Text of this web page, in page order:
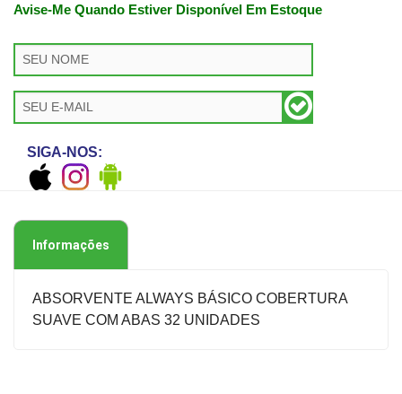
Avise-Me Quando Estiver Disponível Em Estoque
SIGA-NOS:
Informações
ABSORVENTE ALWAYS BÁSICO COBERTURA
SUAVE COM ABAS 32 UNIDADES